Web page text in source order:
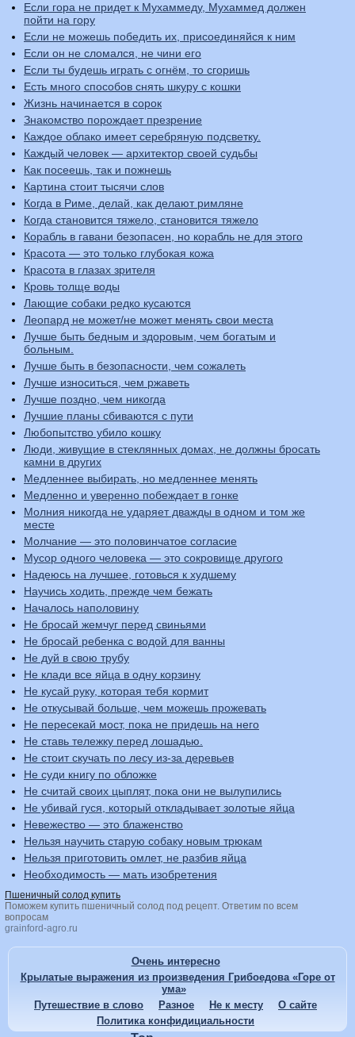
Если гора не придет к Мухаммеду, Мухаммед должен
пойти на гору
Если не можешь победить их, присоединяйся к ним
Если он не сломался, не чини его
Если ты будешь играть с огнём, то сгоришь
Есть много способов снять шкуру с кошки
Жизнь начинается в сорок
Знакомство порождает презрение
Каждое облако имеет серебряную подсветку.
Каждый человек — архитектор своей судьбы
Как посеешь, так и пожнешь
Картина стоит тысячи слов
Когда в Риме, делай, как делают римляне
Когда становится тяжело, становится тяжело
Корабль в гавани безопасен, но корабль не для этого
Красота — это только глубокая кожа
Красота в глазах зрителя
Кровь толще воды
Лающие собаки редко кусаются
Леопард не может/не может менять свои места
Лучше быть бедным и здоровым, чем богатым и
больным.
Лучше быть в безопасности, чем сожалеть
Лучше износиться, чем ржаветь
Лучше поздно, чем никогда
Лучшие планы сбиваются с пути
Любопытство убило кошку
Люди, живущие в стеклянных домах, не должны бросать
камни в других
Медленнее выбирать, но медленнее менять
Медленно и уверенно побеждает в гонке
Молния никогда не ударяет дважды в одном и том же
месте
Молчание — это половинчатое согласие
Мусор одного человека — это сокровище другого
Надеюсь на лучшее, готовься к худшему
Научись ходить, прежде чем бежать
Началось наполовину
Не бросай жемчуг перед свиньями
Не бросай ребенка с водой для ванны
Не дуй в свою трубу
Не клади все яйца в одну корзину
Не кусай руку, которая тебя кормит
Не откусывай больше, чем можешь прожевать
Не пересекай мост, пока не придешь на него
Не ставь тележку перед лошадью.
Не стоит скучать по лесу из-за деревьев
Не суди книгу по обложке
Не считай своих цыплят, пока они не вылупились
Не убивай гуся, который откладывает золотые яйца
Невежество — это блаженство
Нельзя научить старую собаку новым трюкам
Нельзя приготовить омлет, не разбив яйца
Необходимость — мать изобретения
Пшеничный солод купить
Поможем купить пшеничный солод под рецепт. Ответим по всем
вопросам
grainford-agro.ru
Очень интересно
Крылатые выражения из произведения Грибоедова «Горе от
ума»
Путешествие в слово
Разное Не к месту
О сайте
Политика конфидициальности